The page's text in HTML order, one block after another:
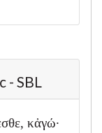
- SBL
κἀγώ·